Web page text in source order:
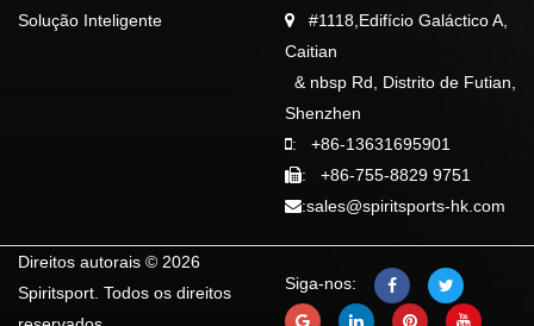
Solução Inteligente
#1118,Edifício Galáctico A,
Caitian
& nbsp Rd, Distrito de Futian,
Shenzhen
: +86-13631695901
: +86-755-8829 9751
:sales@spiritsports-hk.com
Direitos autorais © 2026
Spiritsport. Todos os direitos
Siga-nos: